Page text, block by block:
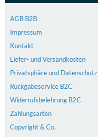
AGB B2B
Impressum
Kontakt
Liefer- und Versandkosten
Privatsphäre und Datenschutz
Rückgabeservice B2C
Widerrufsbelehrung B2C
Zahlungsarten
Copyright & Co.